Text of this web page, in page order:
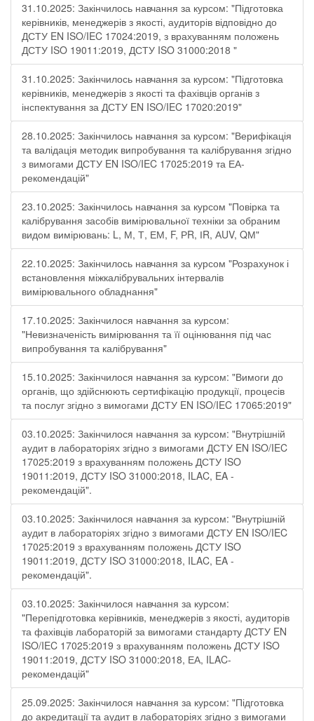
31.10.2025: Закінчилось навчання за курсом: "Підготовка
керівників, менеджерів з якості, аудиторів відповідно до
ДСТУ EN ISO/IEC 17024:2019, з врахуванням положень
ДСТУ ISO 19011:2019, ДСТУ ISO 31000:2018 "
31.10.2025: Закінчилось навчання за курсом: "Підготовка
керівників, менеджерів з якості та фахівців органів з
інспектування за ДСТУ EN ISO/IEC 17020:2019"
28.10.2025: Закінчилось навчання за курсом: "Верифікація
та валідація методик випробування та калібрування згідно
з вимогами ДСТУ EN ISO/IEC 17025:2019 та ЕА-
рекомендацій"
23.10.2025: Закінчилось навчання за курсом "Повірка та
калібрування засобів вимірювальної техніки за обраним
видом вимірювань: L, М, Т, ЕМ, F, РR, ІR, АUV, QМ"
22.10.2025: Закінчилось навчання за курсом "Розрахунок і
встановлення міжкалібрувальних інтервалів
вимірювального обладнання"
17.10.2025: Закінчилося навчання за курсом:
"Невизначеність вимірювання та її оцінювання під час
випробування та калібрування"
15.10.2025: Закінчилося навчання за курсом: "Вимоги до
органів, що здійснюють сертифікацію продукції, процесів
та послуг згідно з вимогами ДСТУ EN ISO/IEC 17065:2019"
03.10.2025: Закінчилося навчання за курсом: "Внутрішній
аудит в лабораторіях згідно з вимогами ДСТУ EN ISO/IEC
17025:2019 з врахуванням положень ДСТУ ISO
19011:2019, ДСТУ ISO 31000:2018, ILAC, EA -
рекомендацій".
03.10.2025: Закінчилося навчання за курсом: "Внутрішній
аудит в лабораторіях згідно з вимогами ДСТУ EN ISO/IEC
17025:2019 з врахуванням положень ДСТУ ISO
19011:2019, ДСТУ ISO 31000:2018, ILAC, EA -
рекомендацій".
03.10.2025: Закінчилося навчання за курсом:
"Перепідготовка керівників, менеджерів з якості, аудиторів
та фахівців лабораторій за вимогами стандарту ДСТУ EN
ISO/IEC 17025:2019 з врахуванням положень ДСТУ ISO
19011:2019, ДСТУ ISO 31000:2018, ЕА, ILAC-
рекомендацій"
25.09.2025: Закінчилося навчання за курсом: "Підготовка
до акредитації та аудит в лабораторіях згідно з вимогами